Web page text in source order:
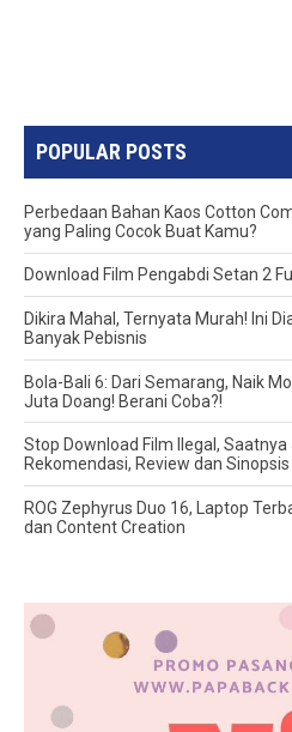
POPULAR POSTS
Perbedaan Bahan Kaos Cotton
yang Paling Cocok Buat Kamu?
Download Film Pengabdi Setan 2
Dikira Mahal, Ternyata Murah! Ini
Banyak Pebisnis
Bola-Bali 6: Dari Semarang, Naik
Juta Doang! Berani Coba?!
Stop Download Film Ilegal,
Rekomendasi, Review dan
ROG Zephyrus Duo 16, Laptop
dan Content Creation